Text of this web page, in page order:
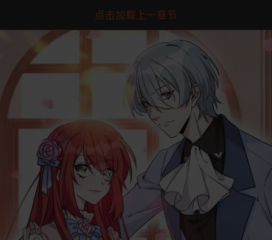
点击加载上一章节